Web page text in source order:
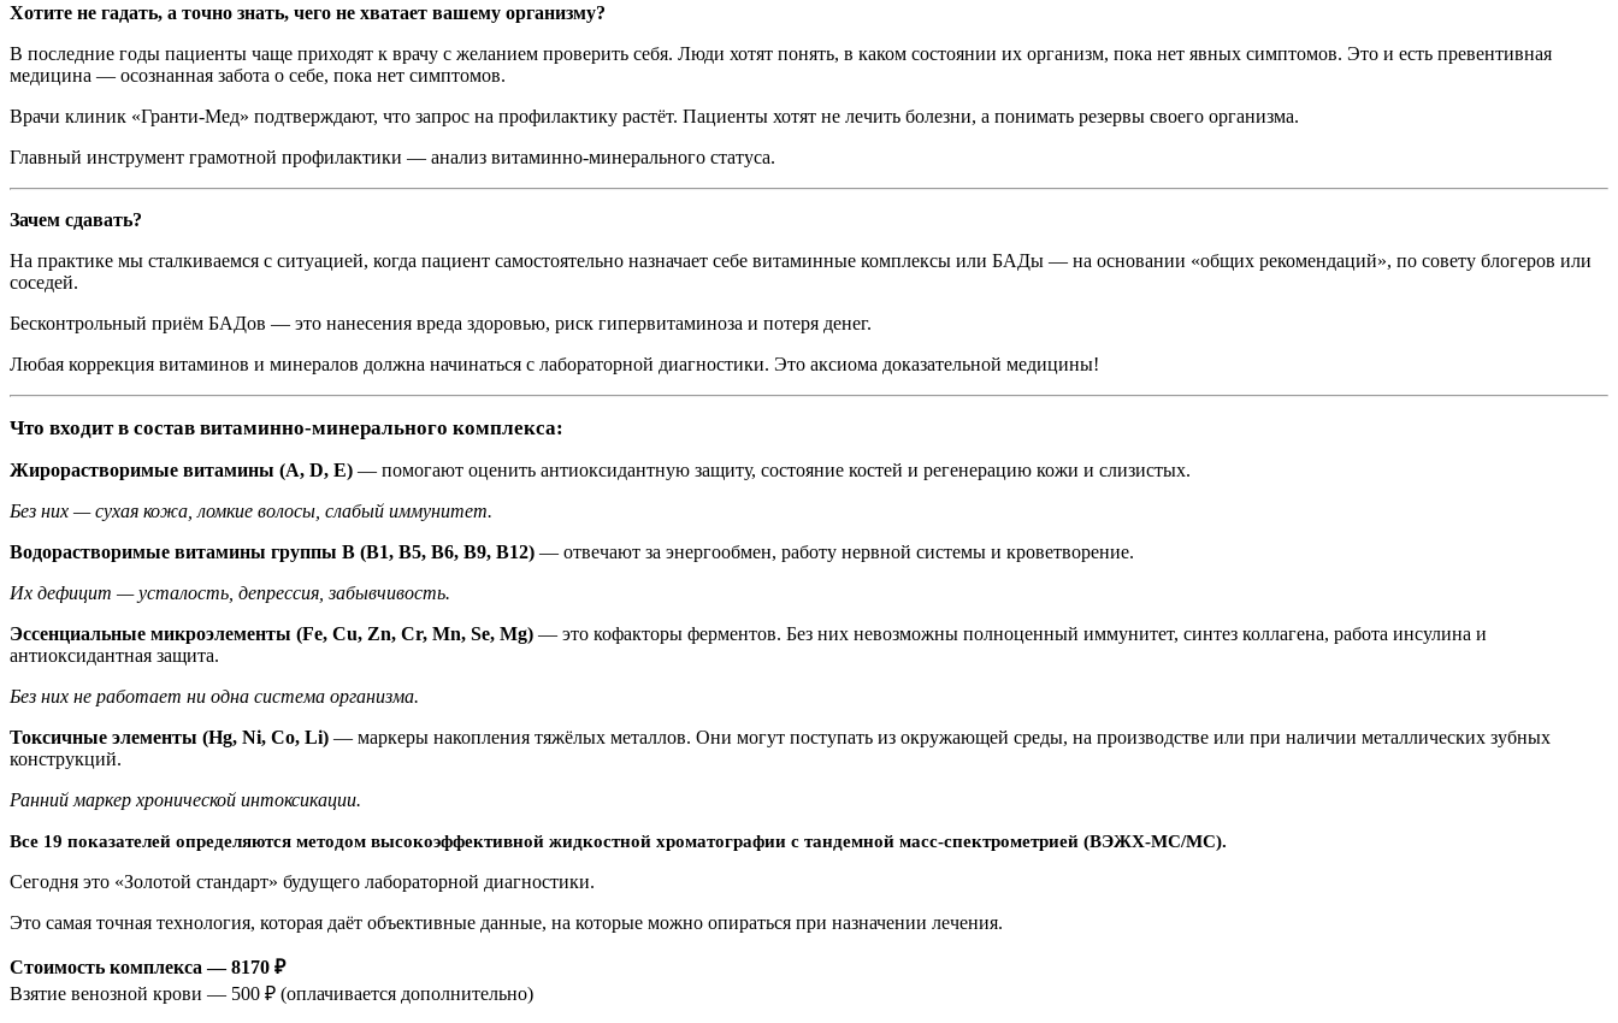
Хотите не гадать, а точно знать, чего не хватает вашему организму?
В последние годы пациенты чаще приходят к врачу с желанием проверить себя. Люди хотят понять, в каком состоянии их организм, пока нет явных симптомов. Это и есть превентивная
медицина — осознанная забота о себе, пока нет симптомов.
Врачи клиник «Гранти-Мед» подтверждают, что запрос на профилактику растёт. Пациенты хотят не лечить болезни, а понимать резервы своего организма.
Главный инструмент грамотной профилактики — анализ витаминно-минерального статуса.
Зачем сдавать?
На практике мы сталкиваемся с ситуацией, когда пациент самостоятельно назначает себе витаминные комплексы или БАДы — на основании «общих рекомендаций», по совету блогеров или
соседей.
Бесконтрольный приём БАДов — это нанесения вреда здоровью, риск гипервитаминоза и потеря денег.
Любая коррекция витаминов и минералов должна начинаться с лабораторной диагностики. Это аксиома доказательной медицины!
Что входит в состав витаминно-минерального комплекса:
Жирорастворимые витамины (A, D, E) — помогают оценить антиоксидантную защиту, состояние костей и регенерацию кожи и слизистых.
Без них — сухая кожа, ломкие волосы, слабый иммунитет.
Водорастворимые витамины группы B (B1, B5, B6, B9, B12) — отвечают за энергообмен, работу нервной системы и кроветворение.
Их дефицит — усталость, депрессия, забывчивость.
Эссенциальные микроэлементы (Fe, Cu, Zn, Cr, Mn, Se, Mg) — это кофакторы ферментов. Без них невозможны полноценный иммунитет, синтез коллагена, работа инсулина и
антиоксидантная защита.
Без них не работает ни одна система организма.
Токсичные элементы (Hg, Ni, Co, Li) — маркеры накопления тяжёлых металлов. Они могут поступать из окружающей среды, на производстве или при наличии металлических зубных
конструкций.
Ранний маркер хронической интоксикации.
Все 19 показателей определяются методом высокоэффективной жидкостной хроматографии с тандемной масс-спектрометрией (ВЭЖХ-МС/МС).
Сегодня это «Золотой стандарт» будущего лабораторной диагностики.
Это самая точная технология, которая даёт объективные данные, на которые можно опираться при назначении лечения.
Стоимость комплекса — 8170 ₽
Взятие венозной крови — 500 ₽ (оплачивается дополнительно)